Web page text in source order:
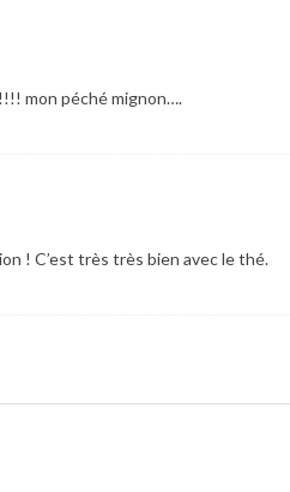
mon péché mignon….
! C’est très très bien avec le thé.